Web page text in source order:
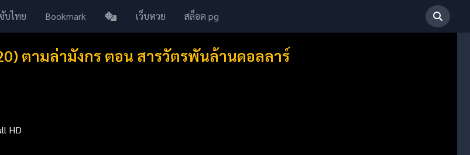
บไทย Bookmark เว็บหวย สล็อต pg
ตามล่ามังกร ตอน สารวัตรพันล้านดอลลาร์
HD